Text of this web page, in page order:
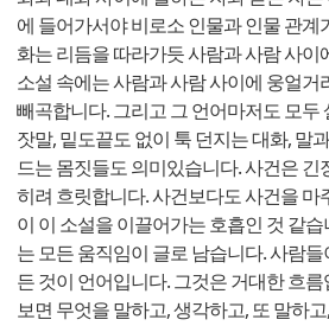
에 들어가서야 비로소 인물과 인물 관계
화는 리듬을 따라가듯 사람과 사람 사이
소설 속에는 사람과 사람 사이에 웅얼
빼곡합니다. 그리고 그 언어마저도 모두
잣말, 밑도끝도 없이 툭 던지는 대화, 말
드는 몸짓들도 의미있습니다. 사건은 긴
히려 흐릿합니다. 사건보다도 사건을 마
이 이 소설을 이끌어가는 호흡인 것 같
는 모든 움직임이 글로 남습니다. 사람
든 것이 언어입니다. 그것은 거대한 흐
보면 무엇을 말하고, 생각하고, 또 말하